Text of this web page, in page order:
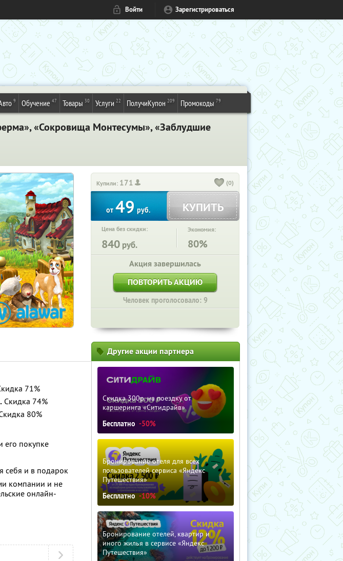
Войти Зарегистрироваться
9 Обучение 47 Товары 30 Услуги 22 ПолучиКупон 209 Промокоды 79
«Сокровища Монтесумы», «Заблудшие
Купили: 171 (0)
от 49руб. КУПИТЬ
Цена без скидки:
840 руб.
Экономия:
80%
Акция завершилась
ПОВТОРИТЬ АКЦИЮ
Человек проголосовало: 9
71%
Скидка 74%
80%
его покупке
себя и в подарок
компании и не
онлайн-
Другие акции партнера
Скидка 300р. на поездку от
каршеринга «Ситидрайв»
Бесплатно -50%
Бронирование отеля для всех
пользователей сервиса «Яндекс
Путешествия»
Бесплатно -10%
Бронирование отелей, квартир и
иного жилья в сервисе «Яндекс
Путешествия»